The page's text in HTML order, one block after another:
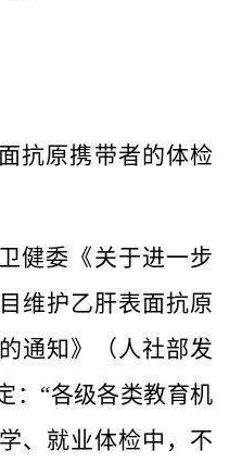
抗原携带者的体检
健委《关于进一步
维护乙肝表面抗原
通知》（人社部发
：“各级各类教育机
、就业体检中，不